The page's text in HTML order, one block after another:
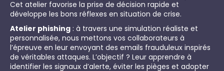
Cet atelier favorise la prise de décision rapide et
développe les bons réflexes en situation de crise.
Atelier phishing : à travers une simulation réaliste et
personnalisée, nous mettons vos collaborateurs à
l’épreuve en leur envoyant des emails frauduleux inspirés
de véritables attaques. L’objectif ? Leur apprendre à
identifier les signaux d’alerte, éviter les pièges et adopter